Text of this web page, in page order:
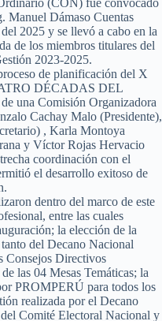
(CON) fue convocado
Manuel Dámaso Cuentas
2025 y se llevó a cabo en la
de los miembros titulares del
2023-2025.
de planificación del X
DÉCADAS DEL
una Comisión Organizadora
Cachay Malo (Presidente),
, Karla Montoya
y Víctor Rojas Hervacio
coordinación con el
el desarrollo exitoso de
dentro del marco de este
entre las cuales
la elección de la
del Decano Nacional
Consejos Directivos
las 04 Mesas Temáticas; la
PROMPERÚ para todos los
realizada por el Decano
Comité Electoral Nacional y